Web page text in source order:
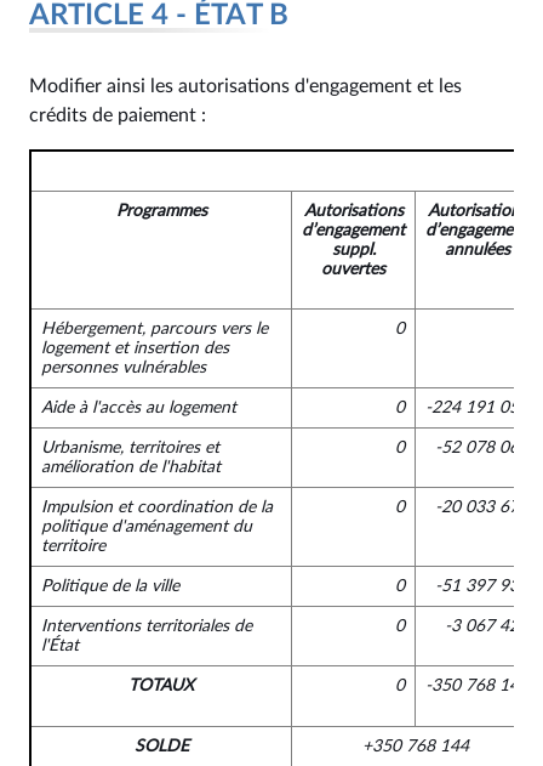
ARTICLE 4 - ÉTAT B
Modifier ainsi les autorisations d'engagement et les
crédits de paiement :
Programmes
Autorisations
d’engagement
suppl.
ouvertes
Autorisations
d’engagement
annulées
Hébergement, parcours vers le
logement et insertion des
personnes vulnérables
0
Aide à l'accès au logement 0 -224 191 058
Urbanisme, territoires et
amélioration de l'habitat
0 -52 078 062
Impulsion et coordination de la
politique d'aménagement du
territoire
0 -20 033 674
Politique de la ville 0 -51 397 930
Interventions territoriales de
l'État
0 -3 067 420
TOTAUX 0 -350 768 144
SOLDE +350 768 144